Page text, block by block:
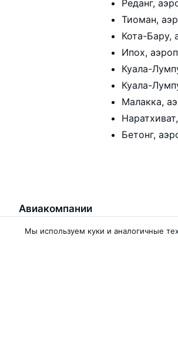
Реданг,
Тиоман,
Кота-Бару,
Ипох,
Куала-
Куала-
Малакка,
Бетонг,
Авиакомпании
Азимут
Мы используем куки и аналогичные